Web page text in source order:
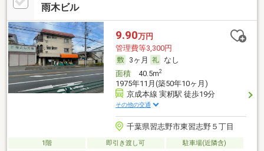
雨木ビル
9.90万円
管理費等3,300円
3ヶ月
なし
面積40.5m2
1975年11月(築50年10ヶ月)
京成本線 実籾駅 徒歩19分
その他の交通
千葉県習志野市東習志野５丁目
1階 即引き渡し可
駐車場(近隣含)